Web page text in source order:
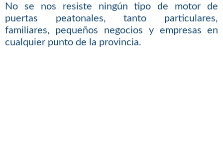
No se nos resiste ningún tipo de motor de
puertas peatonales, tanto particulares,
familiares, pequeños negocios y empresas en
cualquier punto de la provincia.